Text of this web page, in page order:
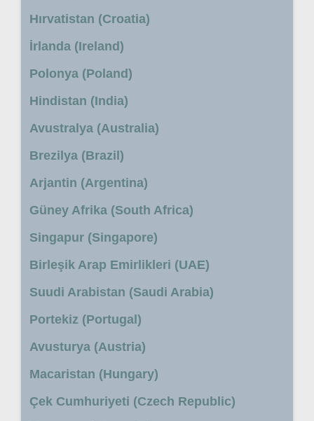
Hırvatistan (Croatia)
İrlanda (Ireland)
Polonya (Poland)
Hindistan (India)
Avustralya (Australia)
Brezilya (Brazil)
Arjantin (Argentina)
Güney Afrika (South Africa)
Singapur (Singapore)
Birleşik Arap Emirlikleri (UAE)
Suudi Arabistan (Saudi Arabia)
Portekiz (Portugal)
Avusturya (Austria)
Macaristan (Hungary)
Çek Cumhuriyeti (Czech Republic)